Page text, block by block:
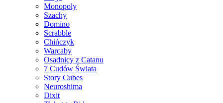
Monopoly
Szachy
Domino
Scrabble
Chińczyk
Warcaby
Osadnicy z Catanu
7 Cudów Świata
Story Cubes
Neuroshima
Dixit